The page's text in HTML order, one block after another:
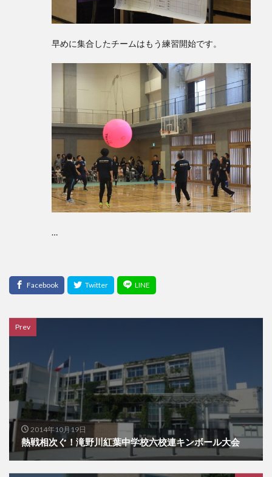
早めに集合したチームはもう練習開始です。
…
Prev
2014年10月19日
熱戦相次ぐ！滝野川紅葉中学校六校連キンボール大会